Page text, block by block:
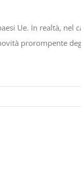
Ue. In realtà, nel
prorompente